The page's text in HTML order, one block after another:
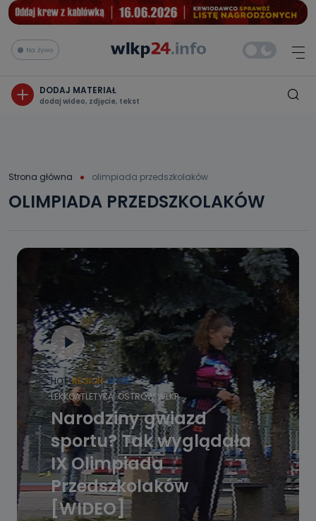
Na żywo
DODAJ MATERIAŁ
dodaj wideo, zdjęcie, tekst
Strona główna olimpiada przedszkolaków
OLIMPIADA PRZEDSZKOLAKÓW
HOT REGION SPORT
LEKKOATLETYKA OSTRÓW WLKP.
Narodziny gwiazd
sportu? Tak wyglądała
IX Olimpiada
Przedszkolaków
[WIDEO]